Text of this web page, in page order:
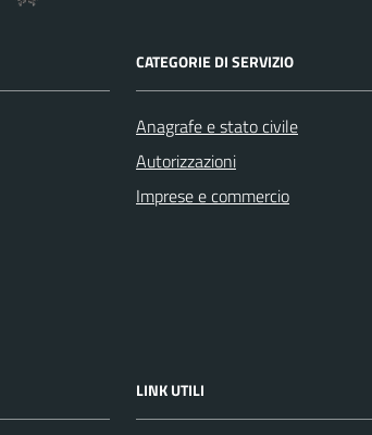
CATEGORIE DI SERVIZIO
Anagrafe e stato civile
Autorizzazioni
Imprese e commercio
LINK UTILI